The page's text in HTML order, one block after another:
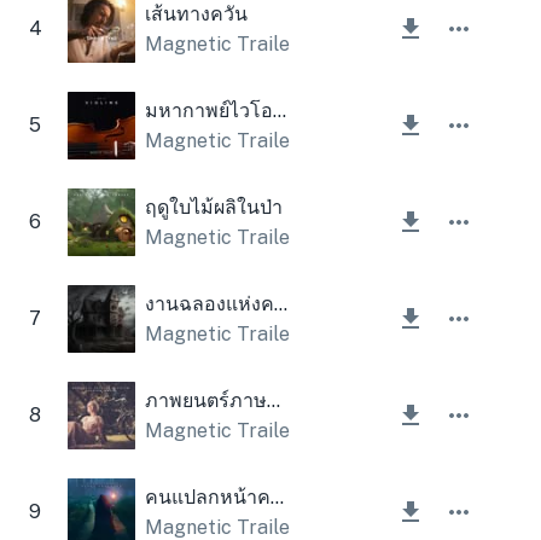
4
เส้นทางควัน
Magnetic Trailer
5
มหากาพย์ไวโอลิน
Magnetic Trailer
6
ฤดูใบไม้ผลิในป่า
Magnetic Trailer
7
งานฉลองแห่งความสยดสยอง
Magnetic Trailer
8
ภาพยนตร์ภาษาอังกฤษ
Magnetic Trailer
9
คนแปลกหน้าคนเดียว
Magnetic Trailer